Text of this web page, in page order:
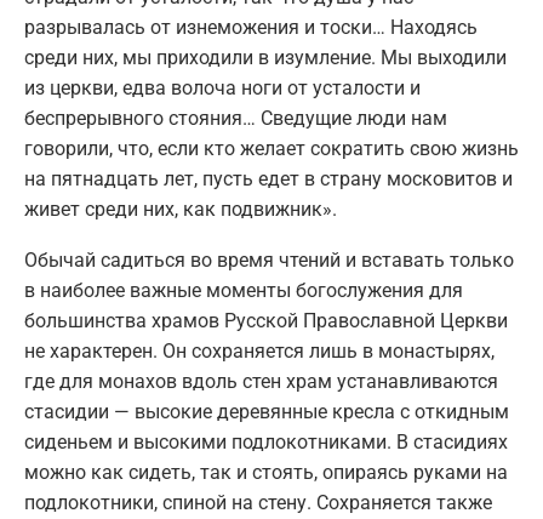
разрывалась от изнеможения и тоски… Находясь
среди них, мы приходили в изумление. Мы выходили
из церкви, едва волоча ноги от усталости и
беспрерывного стояния… Сведущие люди нам
говорили, что, если кто желает сократить свою жизнь
на пятнадцать лет, пусть едет в страну московитов и
живет среди них, как подвижник».
Обычай садиться во время чтений и вставать только
в наиболее важные моменты богослужения для
большинства храмов Русской Православной Церкви
не характерен. Он сохраняется лишь в монастырях,
где для монахов вдоль стен храм устанавливаются
стасидии — высокие деревянные кресла с откидным
сиденьем и высокими подлокотниками. В стасидиях
можно как сидеть, так и стоять, опираясь руками на
подлокотники, спиной на стену. Сохраняется также